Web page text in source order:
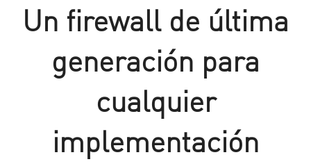
Un firewall de última
generación para
cualquier
implementación